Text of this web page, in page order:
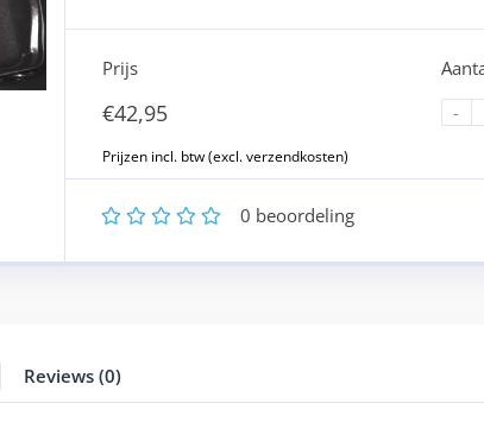
Prijs
€42,95
-
5
4
3
2 0 beoordeling
Reviews (0)